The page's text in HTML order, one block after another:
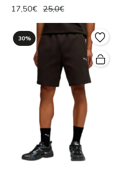
17,50€ 25,0€
30%